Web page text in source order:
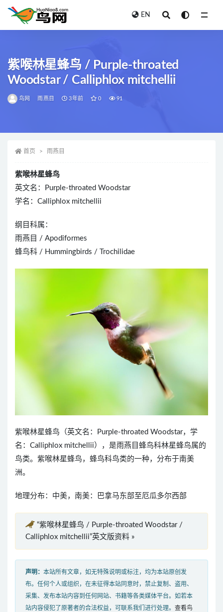
EN
紫喉林星蜂鸟 / Purple-throated
Woodstar / Calliphlox mitchellii
鸟网 雨燕目 3年前 0 91
首页 雨燕目
紫喉林星蜂鸟
英文名：Purple-throated Woodstar
学名：Calliphlox mitchellii
纲目科属：
雨燕目 / Apodiformes
蜂鸟科 / Hummingbirds / Trochilidae
紫喉林星蜂鸟（英文名：Purple-throated Woodstar，学
名：Calliphlox mitchellii），是雨燕目蜂鸟科林星蜂鸟属的
鸟类。紫喉林星蜂鸟，蜂鸟科鸟类的一种，分布于南美
洲。
地理分布：中美，南美：巴拿马东部至厄瓜多尔西部
“紫喉林星蜂鸟 / Purple-throated Woodstar /
Calliphlox mitchellii”英文版资料 »
声明： 本站所有文章，如无特殊说明或标注，均为本站原创发
布。任何个人或组织，在未征得本站同意时，禁止复制、盗用、
采集、发布本站内容到任何网站、书籍等各类媒体平台。如若本
站内容侵犯了原著者的合法权益，可联系我们进行处理。 查看鸟